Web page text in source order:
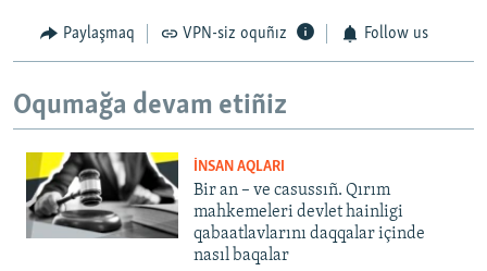
Paylaşmaq VPN-siz oquñız Follow us
Oqumağa devam etiñiz
İNSAN AQLARI
Bir an – ve casussıñ. Qırım
mahkemeleri devlet hainligi
qabaatlavlarını daqqalar içinde
nasıl baqalar